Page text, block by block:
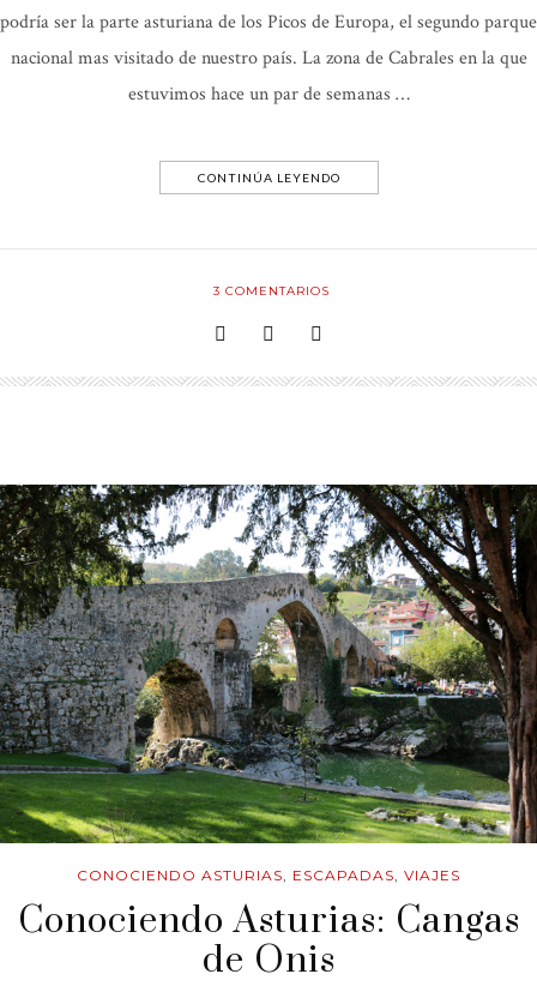
podría ser la parte asturiana de los Picos de Europa, el segundo parque
nacional mas visitado de nuestro país. La zona de Cabrales en la que
estuvimos hace un par de semanas …
CONTINÚA LEYENDO
3 COMENTARIOS
CONOCIENDO ASTURIAS, ESCAPADAS, VIAJES
Conociendo Asturias: Cangas
de Onis